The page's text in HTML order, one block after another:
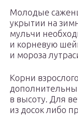
Молодые
укрытии на
мульчи
и корневую
и мороза
Корни
в высоту. Для
из досок либо